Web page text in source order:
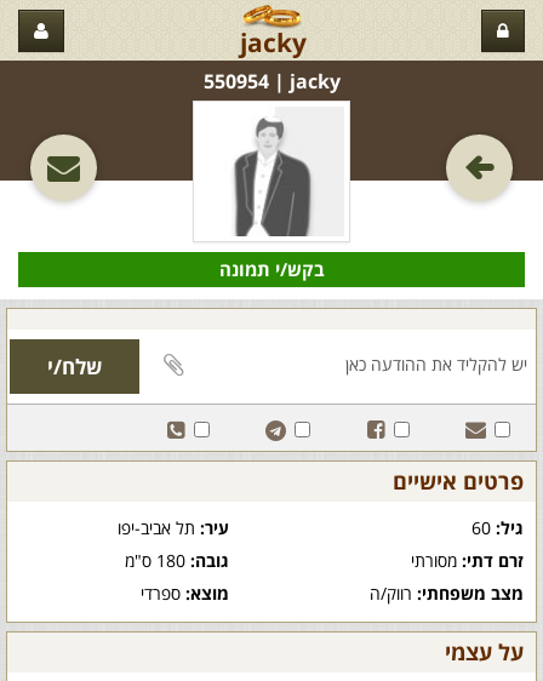
jacky
jacky‏ | 550954
בקש/י תמונה
פרטים אישיים
גיל: עיר:תל אביב-יפו
זרם דתי: מסורתי גובה:180 ס"מ
מצב משפחתי: רווק/ה מוצא:ספרדי
על עצמי